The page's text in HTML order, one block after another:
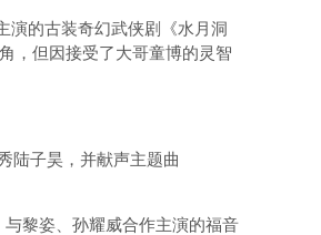
的古装奇幻武侠剧《水月洞
，但因接受了大哥童博的灵智
陆子昊，并献声主题曲
黎姿、孙耀威合作主演的福音